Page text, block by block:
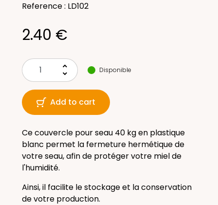
Reference : LD102
2.40 €
keyboard_arrow_up
keyboard_arrow_down
Disponible
Add to cart
Ce couvercle pour seau 40 kg en plastique
blanc permet la fermeture hermétique de
votre seau, afin de protéger votre miel de
l'humidité.
Ainsi, il facilite le stockage et la conservation
de votre production.